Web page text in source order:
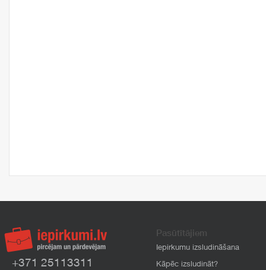
+371 25113311
Pasūtītājiem
Iepirkumu izsludināšana
Kāpēc izsludināt?